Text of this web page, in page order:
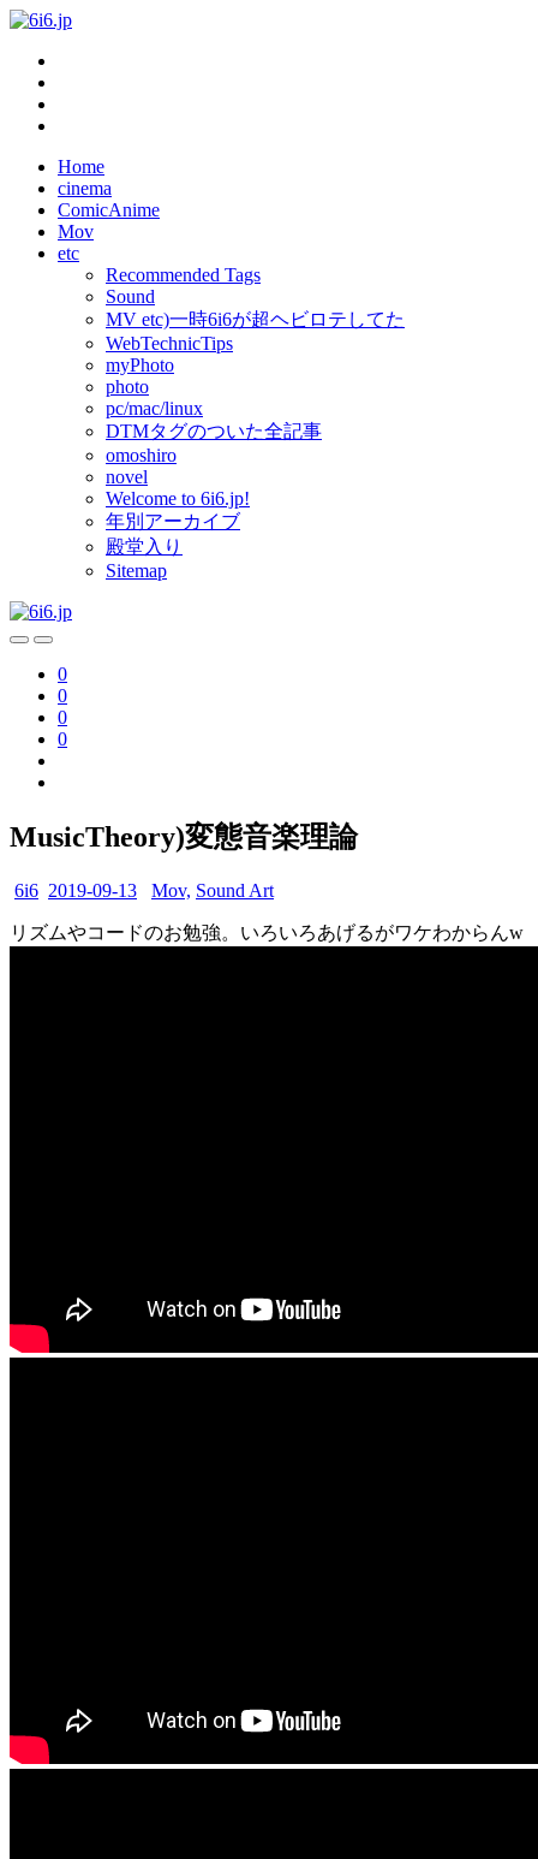
Home
cinema
ComicAnime
Mov
etc
Recommended Tags
Sound
MV etc)一時6i6が超ヘビロテしてた
WebTechnicTips
myPhoto
photo
pc/mac/linux
DTMタグのついた全記事
omoshiro
novel
Welcome to 6i6.jp!
年別アーカイブ
殿堂入り
Sitemap
0
0
0
0
MusicTheory)変態音楽理論
6i6 2019-09-13 Mov, Sound Art
リズムやコードのお勉強。いろいろあげるがワケわからんw